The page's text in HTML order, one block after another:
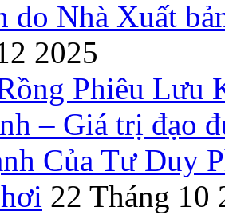
do Nhà Xuất
2025
Phiêu Lưu
– Giá trị đạo
Của Tư Duy
22 Tháng 10